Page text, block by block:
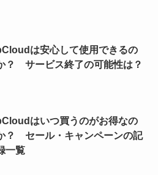
は安心して使用できるの
？ サービス終了の可能性は？
はいつ買うのがお得なの
？ セール・キャンペーンの記
一覧